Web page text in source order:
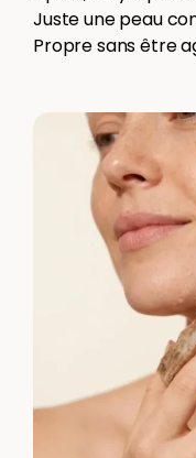
Juste une peau
Propre sans être